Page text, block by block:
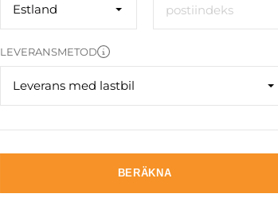
Estland
LEVERANSMETOD
Leverans med lastbil
BERÄKNA